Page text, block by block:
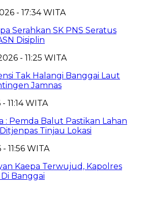
- 17:34 WITA
Serahkan SK PNS Seratus
Disiplin
- 11:25 WITA
Tak Halangi Banggai Laut
Jamnas
11:14 WITA
: Pemda Balut Pastikan Lahan
Tinjau Lokasi
11:56 WITA
Kaepa Terwujud, Kapolres
Banggai